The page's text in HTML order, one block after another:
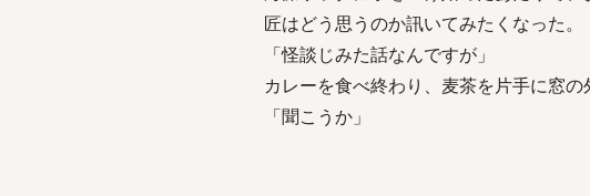
匠はどう思うのか訊いてみたくなった。
「怪談じみた話なんですが」
カレーを食べ終わり、麦茶を片手に窓の
「聞こうか」